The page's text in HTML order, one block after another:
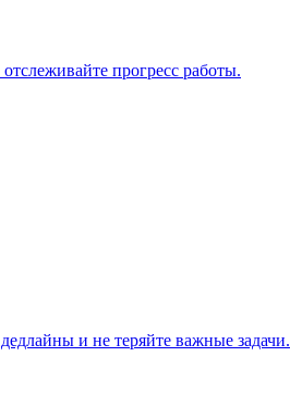
прогресс работы.
и не теряйте важные задачи.